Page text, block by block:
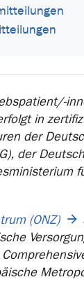
in
der
der
(ONZ)